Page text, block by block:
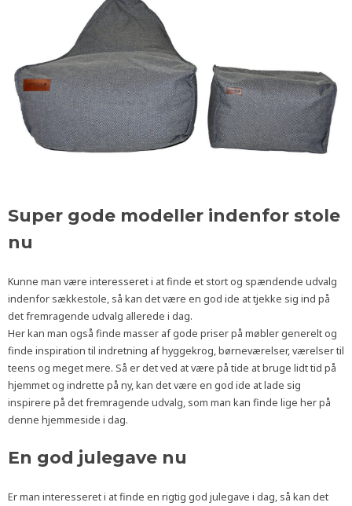
Super gode modeller indenfor stole
nu
Kunne man være interesseret i at finde et stort og spændende udvalg
indenfor sækkestole, så kan det være en god ide at tjekke sig ind på
det fremragende udvalg allerede i dag.
Her kan man også finde masser af gode priser på møbler generelt og
finde inspiration til indretning af hyggekrog, børneværelser, værelser til
teens og meget mere. Så er det ved at være på tide at bruge lidt tid på
hjemmet og indrette på ny, kan det være en god ide at lade sig
inspirere på det fremragende udvalg, som man kan finde lige her på
denne hjemmeside i dag.
En god julegave nu
Er man interesseret i at finde en rigtig god julegave i dag, så kan det